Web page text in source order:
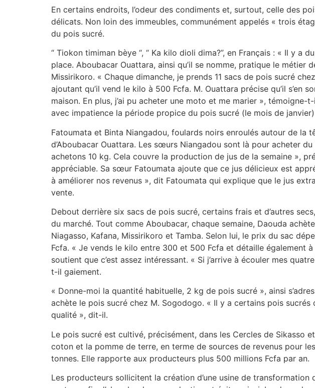
En certains endroits, l’odeur des condiments et, surtout, celle des
délicats. Non loin des immeubles, communément appelés « trois
du pois sucré.
“ Tiokon timiman bèye “, “ Ka kilo dioli dima?”, en Français : « Il y a
place. Aboubacar Ouattara, ainsi qu’il se nomme, pratique le métier
Missirikoro. « Chaque dimanche, je prends 11 sacs de pois sucré
ajoutant qu’il vend le kilo à 500 Fcfa. M. Ouattara précise qu’il s’en
maison. En plus, j’ai pu acheter une moto et me marier »,
avec impatience la période propice du pois sucré (le mois de
Fatoumata et Binta Niangadou, foulards noirs enroulés autour de la
d’Aboubacar Ouattara. Les sœurs Niangadou sont là pour acheter
achetons 10 kg. Cela couvre la production de jus de la semaine »,
appréciable. Sa sœur Fatoumata ajoute que ce jus délicieux est
à améliorer nos revenus », dit Fatoumata qui explique que le jus
vente.
Debout derrière six sacs de pois sucré, certains frais et d’autres
du marché. Tout comme Aboubacar, chaque semaine, Daouda
Niagasso, Kafana, Missirikoro et Tamba. Selon lui, le prix du sac
Fcfa. « Je vends le kilo entre 300 et 500 Fcfa et détaille également
soutient que c’est assez intéressant. « Si j’arrive à écouler mes
t-il gaiement.
« Donne-moi la quantité habituelle, 2 kg de pois sucré », ainsi
achète le pois sucré chez M. Sogodogo. « Il y a certains pois
qualité », dit-il.
Le pois sucré est cultivé, précisément, dans les Cercles de Sikasso
coton et la pomme de terre, en terme de sources de revenus pour
tonnes. Elle rapporte aux producteurs plus 500 millions Fcfa par an.
Les producteurs sollicitent la création d’une usine de